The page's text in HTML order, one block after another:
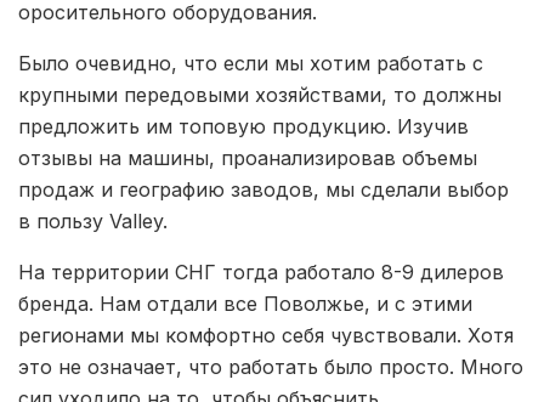
оросительного оборудования.
Было очевидно, что если мы хотим работать с
крупными передовыми хозяйствами, то должны
предложить им топовую продукцию. Изучив
отзывы на машины, проанализировав объемы
продаж и географию заводов, мы сделали выбор
в пользу Valley.
На территории СНГ тогда работало 8-9 дилеров
бренда. Нам отдали все Поволжье, и с этими
регионами мы комфортно себя чувствовали. Хотя
это не означает, что работать было просто. Много